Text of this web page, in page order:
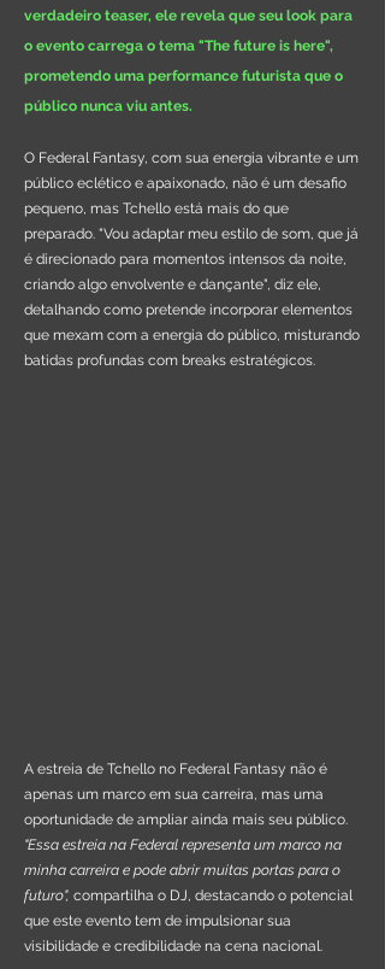
verdadeiro teaser, ele revela que seu look para
o evento carrega o tema "The future is here",
prometendo uma performance futurista que o
público nunca viu antes.
O Federal Fantasy, com sua energia vibrante e um
público eclético e apaixonado, não é um desafio
pequeno, mas Tchello está mais do que
preparado. "Vou adaptar meu estilo de som, que já
é direcionado para momentos intensos da noite,
criando algo envolvente e dançante", diz ele,
detalhando como pretende incorporar elementos
que mexam com a energia do público, misturando
batidas profundas com breaks estratégicos.
A estreia de Tchello no Federal Fantasy não é
apenas um marco em sua carreira, mas uma
oportunidade de ampliar ainda mais seu público.
"Essa estreia na Federal representa um marco na
minha carreira e pode abrir muitas portas para o
futuro", compartilha o DJ, destacando o potencial
que este evento tem de impulsionar sua
visibilidade e credibilidade na cena nacional.